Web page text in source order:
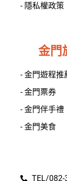
- 隱私權政策
金門
- 金門遊程推
- 金門票券
- 金門伴手禮
- 金門美食
TEL/082-